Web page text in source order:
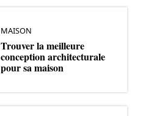
MAISON
Trouver la meilleure
conception architecturale
pour sa maison